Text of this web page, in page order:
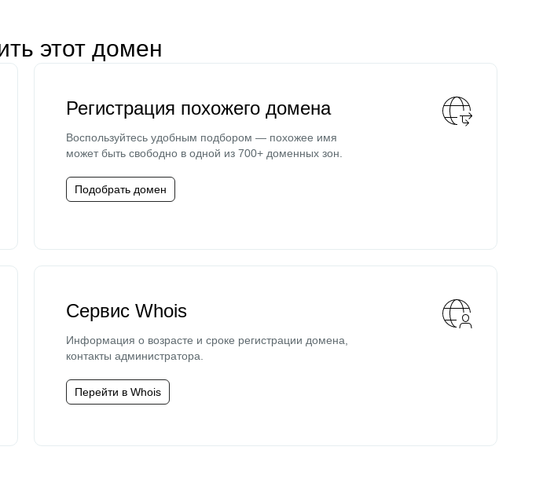
этот домен
Регистрация похожего домена
Воспользуйтесь удобным подбором — похожее имя
может быть свободно в одной из 700+ доменных зон.
Подобрать домен
Сервис Whois
Информация о возрасте и сроке регистрации домена,
контакты администратора.
Перейти в Whois